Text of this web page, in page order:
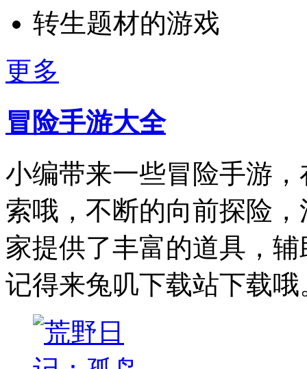
转生题材的游戏
更多
冒险手游大全
小编带来一些冒险手游
索哦，不断的向前探险
家提供了丰富的道具，
记得来兔叽下载站下载哦